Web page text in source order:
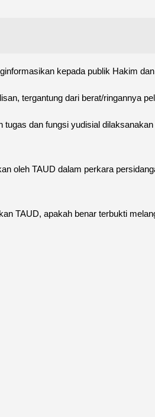
kepada publik Hakim
tergantung dari berat/ringannya
dan fungsi yudisial
oleh TAUD dalam perkara
TAUD, apakah benar terbukti